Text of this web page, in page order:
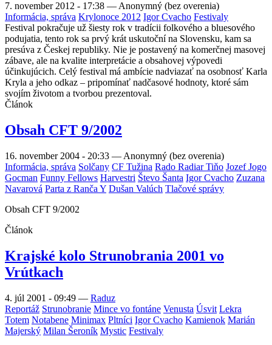
7. november 2012 - 17:38 — Anonymný (bez overenia)
Informácia, správa Krylonoce 2012 Igor Cvacho Festivaly
Festival pokračuje už šiesty rok v tradícii folkového a bluesového
podujatia, tento rok sa prvý krát uskutoční na Slovensku, kam sa
presúva z Českej republiky. Nie je postavený na komerčnej masovej
zábave, ale na kvalite interpretácie a obsahovej výpovedi
účinkujúcich. Celý festival má ambície nadviazať na osobnosť Karla
Kryla a jeho odkaz – pripomínať nadčasové hodnoty, ktoré sám
svojím životom a tvorbou prezentoval.
Článok
Obsah CFT 9/2002
16. november 2004 - 20:33 — Anonymný (bez overenia)
Informácia, správa Solčany CF Tužina Rado Radiar Tiňo Jozef Jogo
Gocman Funny Fellows Harvestri Števo Šanta Igor Cvacho Zuzana
Navarová Parta z Ranča Y Dušan Valúch Tlačové správy
Obsah CFT 9/2002
Článok
Krajské kolo Strunobrania 2001 vo
Vrútkach
4. júl 2001 - 09:49 — Raduz
Reportáž Strunobranie Mince vo fontáne Venusta Úsvit Lekra
Totem Notabene Minimax Pltníci Igor Cvacho Kamienok Marián
Majerský Milan Šeroník Mystic Festivaly